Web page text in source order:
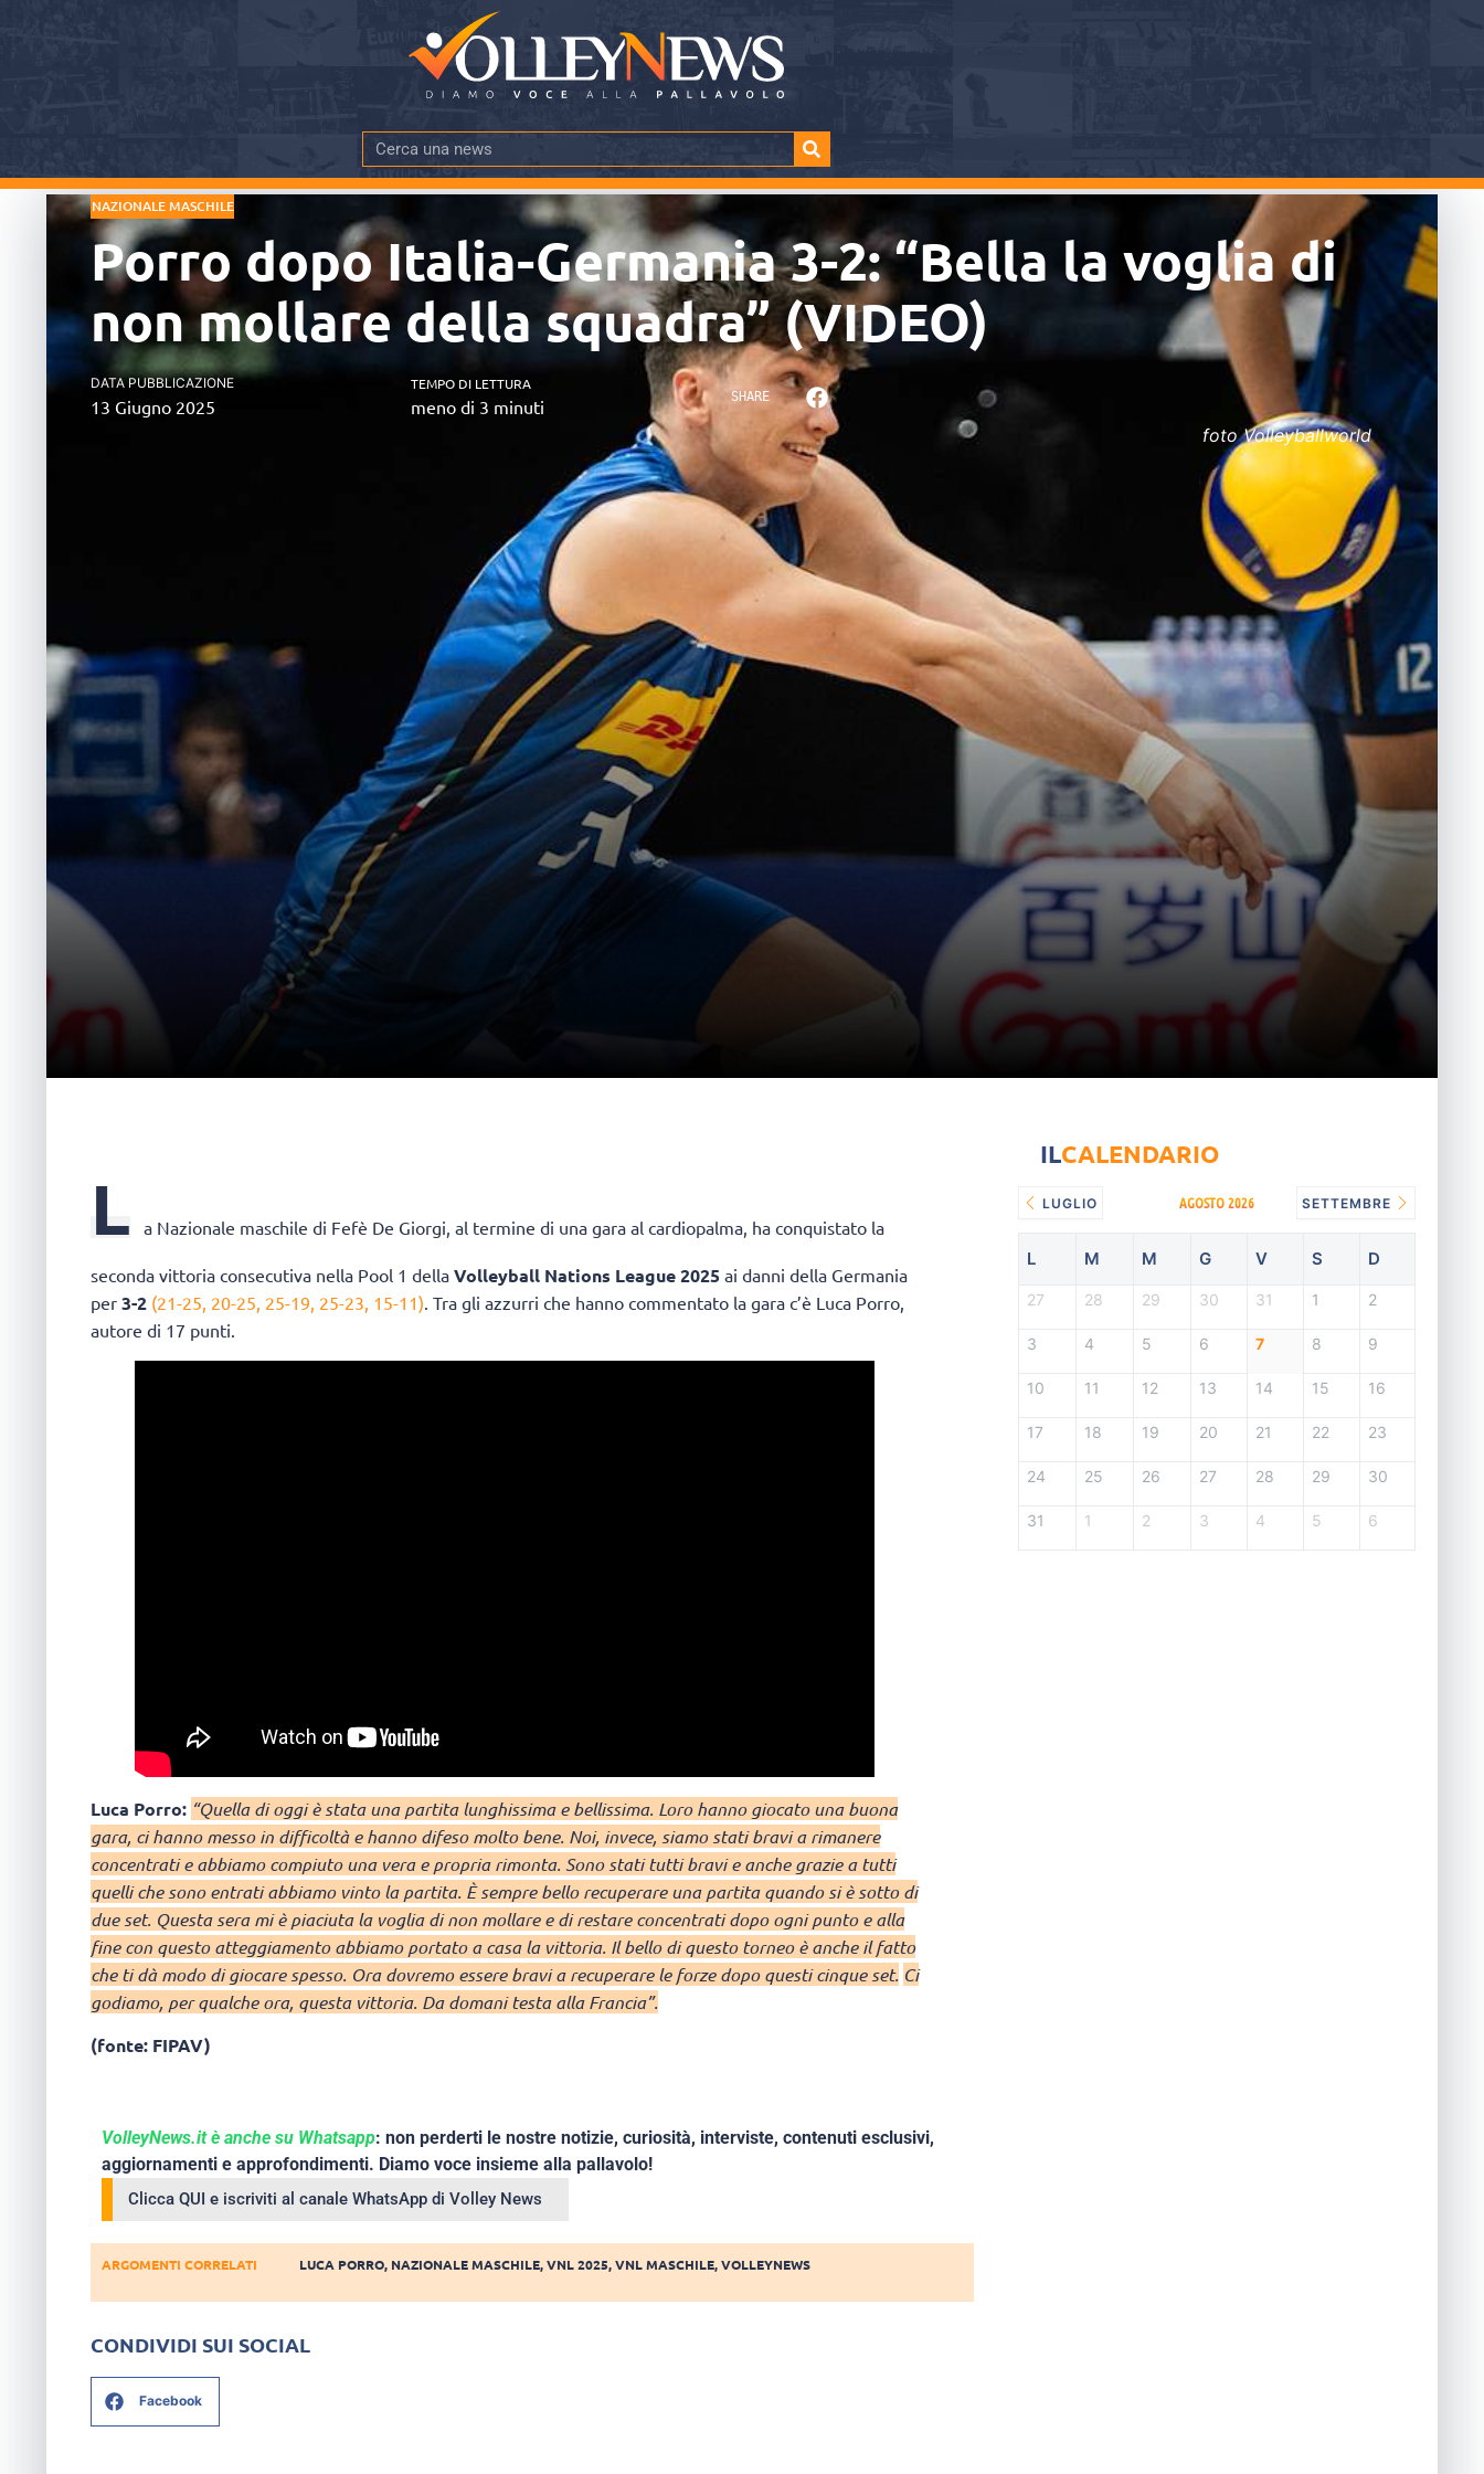
NAZIONALE MASCHILE
Porro dopo Italia-Germania 3-2: “Bella la voglia di
non mollare della squadra” (VIDEO)
DATA PUBBLICAZIONE
13 Giugno 2025
TEMPO DI LETTURA
meno di 3 minuti SHARE
foto Volleyballworld
L a Nazionale maschile di Fefè De Giorgi, al termine di una gara al cardiopalma, ha conquistato la
seconda vittoria consecutiva nella Pool 1 della Volleyball Nations League 2025 ai danni della Germania
per 3-2 (21-25, 20-25, 25-19, 25-23, 15-11) . Tra gli azzurri che hanno commentato la gara c’è Luca Porro,
autore di 17 punti.
Luca Porro: “Quella di oggi è stata una partita lunghissima e bellissima. Loro hanno giocato una buona
gara, ci hanno messo in difficoltà e hanno difeso molto bene. Noi, invece, siamo stati bravi a rimanere
concentrati e abbiamo compiuto una vera e propria rimonta. Sono stati tutti bravi e anche grazie a tutti
quelli che sono entrati abbiamo vinto la partita. È sempre bello recuperare una partita quando si è sotto di
due set. Questa sera mi è piaciuta la voglia di non mollare e di restare concentrati dopo ogni punto e alla
fine con questo atteggiamento abbiamo portato a casa la vittoria. Il bello di questo torneo è anche il fatto
che ti dà modo di giocare spesso. Ora dovremo essere bravi a recuperare le forze dopo questi cinque set. Ci
godiamo, per qualche ora, questa vittoria. Da domani testa alla Francia”.
(fonte: FIPAV)
VolleyNews.it è anche su Whatsapp: non perderti le nostre notizie, curiosità, interviste, contenuti esclusivi,
aggiornamenti e approfondimenti. Diamo voce insieme alla pallavolo!
Clicca QUI e iscriviti al canale WhatsApp di Volley News
ARGOMENTI CORRELATI LUCA PORRO, NAZIONALE MASCHILE,VNL 2025,VNL MASCHILE,VOLLEYNEWS
CONDIVIDI SUI SOCIAL
Facebook
ILCALENDARIO
LUGLIO AGOSTO 2026 SETTEMBRE
L M M G V S D
27 28 29 30 31 1 2
3 4 5 6 7 8 9
10 11 12 13 14 15 16
17 18 19 20 21 22 23
24 25 26 27 28 29 30
31 1 2 3 4 5 6